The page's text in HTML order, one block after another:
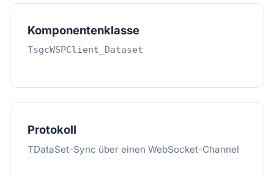
Komponentenklasse
TsgcWSPClient_Dataset
Protokoll
TDataSet-Sync über einen WebSocket-Channel